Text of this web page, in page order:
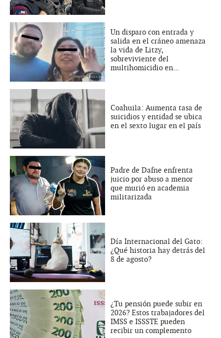
Un disparo con entrada y
salida en el cráneo amenaza
la vida de Litzy,
sobreviviente del
multihomicidio en...
Coahuila: Aumenta tasa de
suicidios y entidad se ubica
en el sexto lugar en el país
Padre de Dafne enfrenta
juicio por abuso a menor
que murió en academia
militarizada
Día Internacional del Gato:
¿Qué historia hay detrás del
8 de agosto?
¿Tu pensión puede subir en
2026? Estos trabajadores del
IMSS e ISSSTE pueden
recibir un complemento